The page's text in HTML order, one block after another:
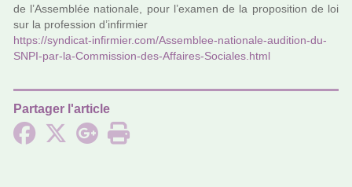
de l’Assemblée natio­nale, pour l’examen de la pro­po­si­tion de loi
sur la pro­fes­sion d’infir­mier
https://syn­di­cat-infir­mier.com/Assemblee-natio­nale-audi­tion-du-
SNPI-par-la-Commission-des-Affaires-Sociales.html
Partager l'article